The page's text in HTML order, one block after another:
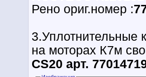
Рено ориг.номер :
3.Уплотнительные
на моторах К7м
CS20 арт.